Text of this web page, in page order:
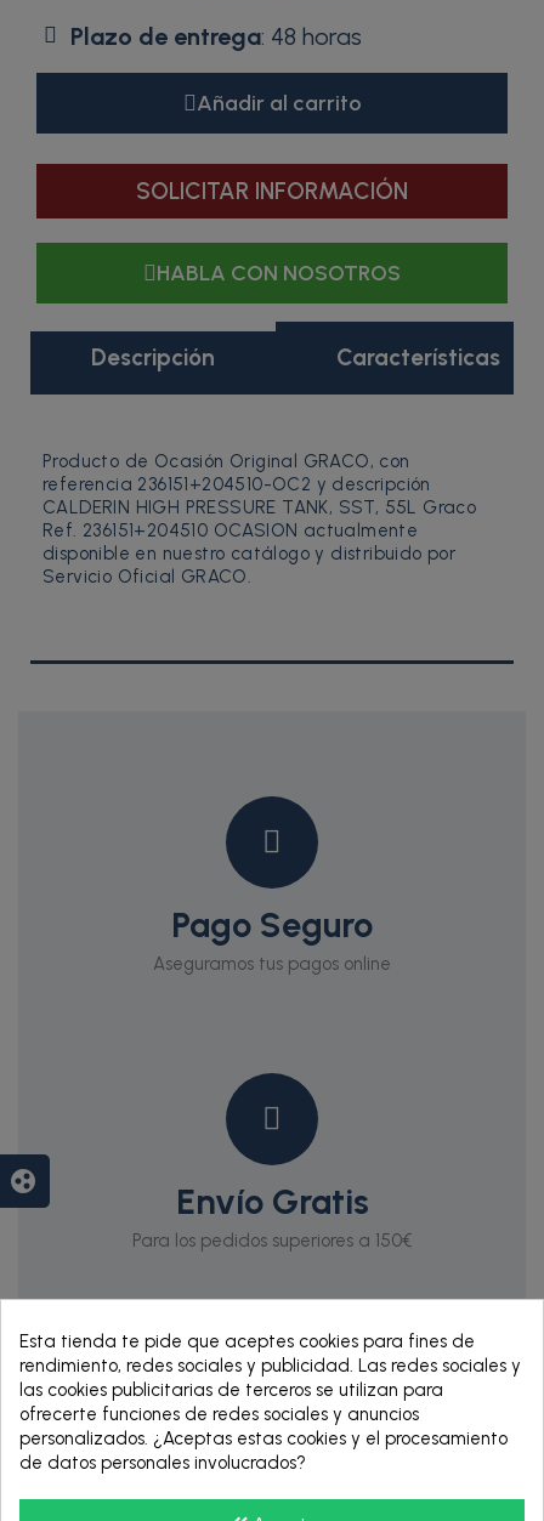
Plazo de entrega: 48 horas
Añadir al carrito
SOLICITAR INFORMACIÓN
HABLA CON NOSOTROS
Descripción Características
Producto de Ocasión Original GRACO, con
referencia 236151+204510-OC2 y descripción
CALDERIN HIGH PRESSURE TANK, SST, 55L Graco
Ref. 236151+204510 OCASION actualmente
disponible en nuestro catálogo y distribuido por
Servicio Oficial GRACO.
Pago Seguro
Aseguramos tus pagos online
Envío Gratis
Para los pedidos superiores a 150€
RENTING DE 12
Esta tienda te pide que aceptes cookies para fines de
rendimiento, redes sociales y publicidad. Las redes sociales y
las cookies publicitarias de terceros se utilizan para
ofrecerte funciones de redes sociales y anuncios
personalizados. ¿Aceptas estas cookies y el procesamiento
de datos personales involucrados?
group_work